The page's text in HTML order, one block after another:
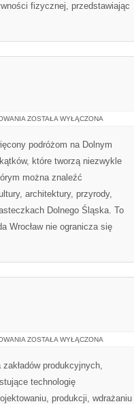
fizycznej, przedstawiając
JELENIA
ZOSTAŁA WYŁĄCZONA
podróżom na Dolnym
które tworzą niezwykle
można znaleźć
architektury, przyrody,
Dolnego Śląska. To
Wrocław nie ogranicza się
HISTORIA
ZOSTAŁA WYŁĄCZONA
produkcyjnych,
technologię
produkcji, wdrażaniu